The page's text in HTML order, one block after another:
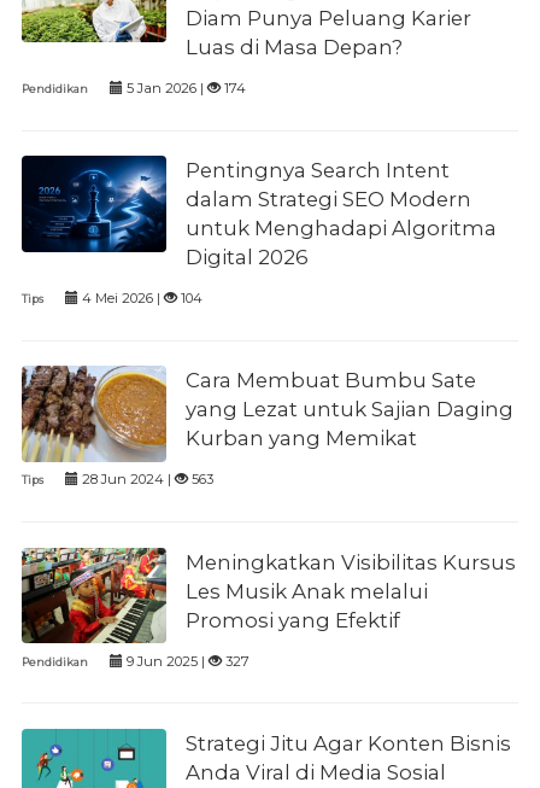
Diam Punya Peluang Karier
Luas di Masa Depan?
Pendidikan 5 Jan 2026 | 174
Pentingnya Search Intent
dalam Strategi SEO Modern
untuk Menghadapi Algoritma
Digital 2026
Tips 4 Mei 2026 | 104
Cara Membuat Bumbu Sate
yang Lezat untuk Sajian Daging
Kurban yang Memikat
Tips 28 Jun 2024 | 563
Meningkatkan Visibilitas Kursus
Les Musik Anak melalui
Promosi yang Efektif
Pendidikan 9 Jun 2025 | 327
Strategi Jitu Agar Konten Bisnis
Anda Viral di Media Sosial